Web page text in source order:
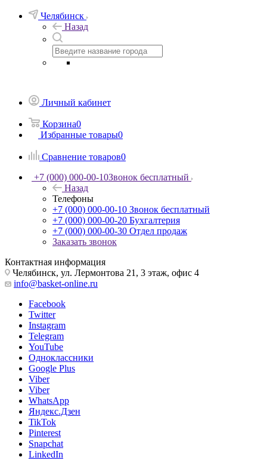
Челябинск
Назад
Личный кабинет
Корзина0
Избранные товары0
Сравнение товаров0
+7 (000) 000-00-10Звонок бесплатный
Назад
Телефоны
+7 (000) 000-00-10 Звонок бесплатный
+7 (000) 000-00-20 Бухгалтерия
+7 (000) 000-00-30 Отдел продаж
Заказать звонок
Контактная информация
Челябинск, ул. Лермонтова 21, 3 этаж, офис 4
info@basket-online.ru
Facebook
Twitter
Instagram
Telegram
YouTube
Одноклассники
Google Plus
Viber
Viber
WhatsApp
Яндекс.Дзен
TikTok
Pinterest
Snapchat
LinkedIn